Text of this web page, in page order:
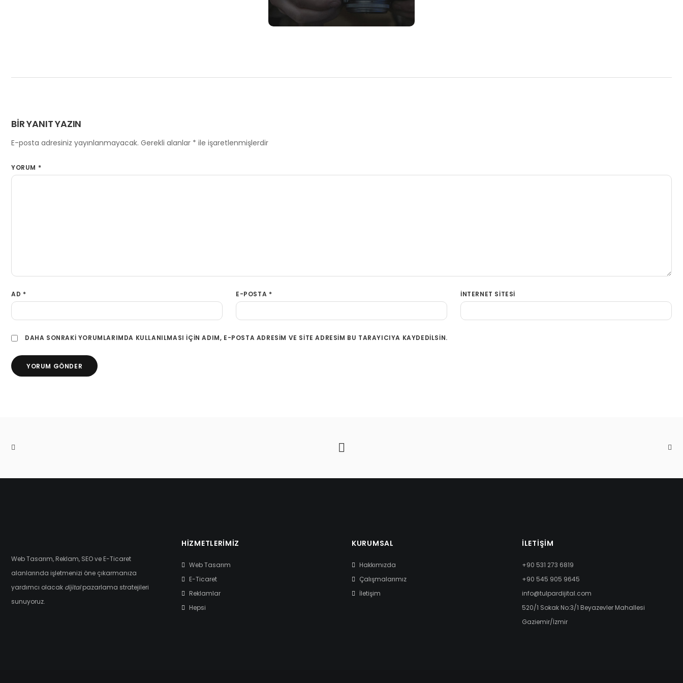
BIR YANIT YAZIN
E-posta adresiniz yayınlanmayacak. Gerekli alanlar * ile işaretlenmişlerdir
YORUM *
AD * E-POSTA * İNTERNET SITESI
DAHA SONRAKI YORUMLARIMDA KULLANILMASI IÇIN ADIM, E-POSTA ADRESIM VE SITE ADRESIM BU TARAYICIYA KAYDEDILSIN.
Web Tasarım, Reklam, SEO ve E-Ticaret
alanlarında işletmenizi öne çıkarmanıza
yardımcı olacak dijitalpazarlama stratejileri
sunuyoruz.
HIZMETLERIMIZ
Web Tasarım
E-Ticaret
Reklamlar
Hepsi
KURUMSAL
Hakkımızda
Çalışmalarımız
İletişim
İLETIŞIM
+90 531 273 6819
+90 545 905 9645
info@tulpardijital.com
520/1 Sokak No:3/1 Beyazevler Mahallesi
Gaziemir/İzmir